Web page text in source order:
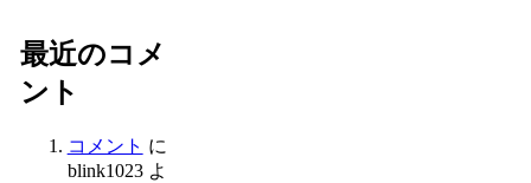
最近のコメ
ント
コメント に
blink1023よ